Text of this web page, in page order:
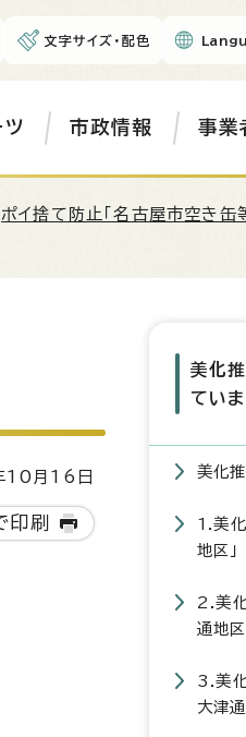
文字サイズ・配色
ツ 市政情報 事業
ポイ捨て防止「名古屋市空き
月16日
印刷
美化
てい
美化推
1.美
地区」
2.美
通地区
3.美化
大津通